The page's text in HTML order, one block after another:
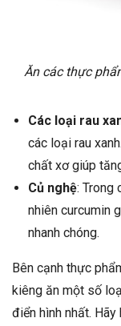
Ăn các thực
Các loại rau
các loại rau
chất xơ giúp
Củ nghệ: Trong
nhiên curcumin
nhanh chóng.
Bên cạnh thực
kiêng ăn một số
điển hình nhất.